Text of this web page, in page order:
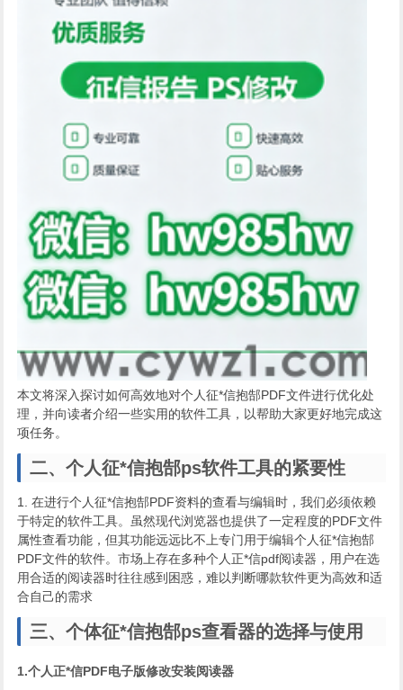
本文将深入探讨如何高效地对个人征*信抱郜PDF文件进行优化处
理，并向读者介绍一些实用的软件工具，以帮助大家更好地完成这
项任务。
二、个人征*信抱郜ps软件工具的紧要性
1. 在进行个人征*信抱郜PDF资料的查看与编辑时，我们必须依赖
于特定的软件工具。虽然现代浏览器也提供了一定程度的PDF文件
属性查看功能，但其功能远远比不上专门用于编辑个人征*信抱郜
PDF文件的软件。市场上存在多种个人正*信pdf阅读器，用户在选
用合适的阅读器时往往感到困惑，难以判断哪款软件更为高效和适
合自己的需求
三、个体征*信抱郜ps查看器的选择与使用
1.个人正*信PDF电子版修改安装阅读器